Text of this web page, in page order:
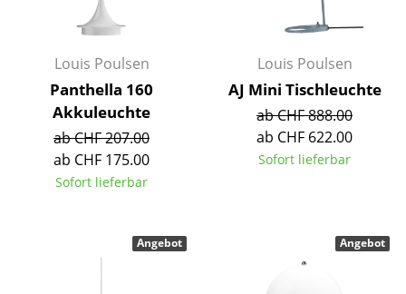
Hängeleuchten & Deckenleuchten
Tischleuchten
Schreibtischleuchten
Stehleuchten & Leseleuchten
Wandleuchten
Louis Poulsen
Panthella 160
Akkuleuchte
ab CHF 207.00
ab CHF 175.00
Sofort lieferbar
Louis Poulsen
AJ Mini Tischleuchte
ab CHF 888.00
ab CHF 622.00
Sofort lieferbar
Angebot Angebot